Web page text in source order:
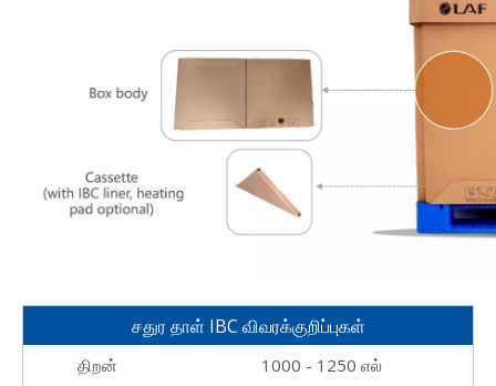
சதுர தாள் IBC விவரக்குறிப்புகள்
திறன்
1000 - 1250 எல்